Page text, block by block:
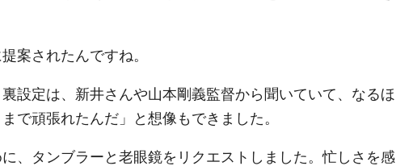
案されたんですね。
設定は、新井さんや山本剛義監督から聞いていて、なるほ
で頑張れたんだ」と想像もできました。
、タンブラーと老眼鏡をリクエストしました。忙しさを感